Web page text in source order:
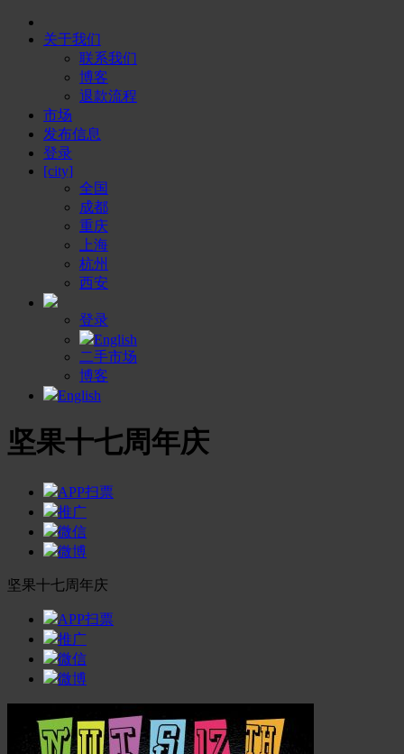
关于我们
联系我们
博客
退款流程
市场
发布信息
登录
[city]
全国
成都
重庆
上海
杭州
西安
登录
English
二手市场
博客
English
坚果十七周年庆
APP扫票
推广
微信
微博
坚果十七周年庆
APP扫票
推广
微信
微博